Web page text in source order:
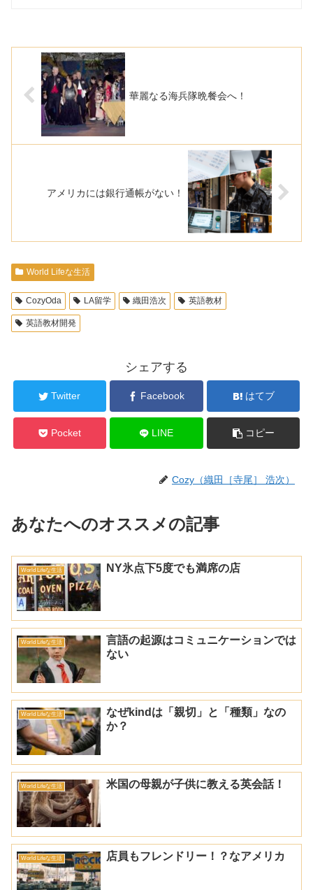
華麗なる海兵隊晩餐会へ！
アメリカには銀行通帳がない！
World Lifeな生活
CozyOda LA留学 織田浩次 英語教材
英語教材開発
シェアする
Twitter Facebook はてブ
Pocket LINE コピー
Cozy（織田［寺尾］ 浩次）
あなたへのオススメの記事
World Lifeな生活 NY氷点下5度でも満席の店
World Lifeな生活
言語の起源はコミュニケーションでは
ない
World Lifeな生活
なぜkindは「親切」と「種類」なの
か？
World Lifeな生活 米国の母親が子供に教える英会話！
World Lifeな生活 店員もフレンドリー！？なアメリカ